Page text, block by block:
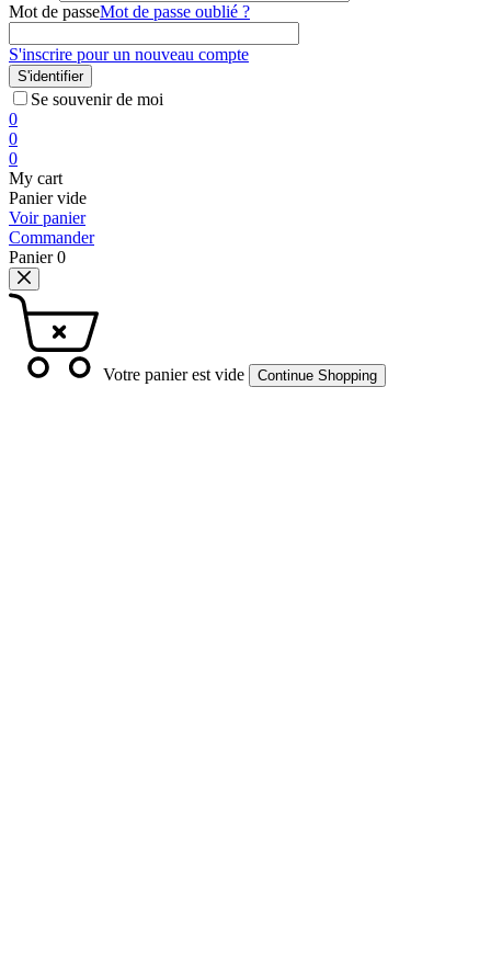
Mot de passeMot de passe oublié ?
S'inscrire pour un nouveau compte
S'identifier
Se souvenir de moi
0
0
0
My cart
Panier vide
Voir panier
Commander
Panier0
Votre panier est vide Continue Shopping